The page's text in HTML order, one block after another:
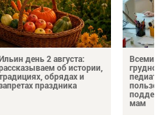
день 2 августа:
об истории,
обрядах и
праздника
пользе
мам